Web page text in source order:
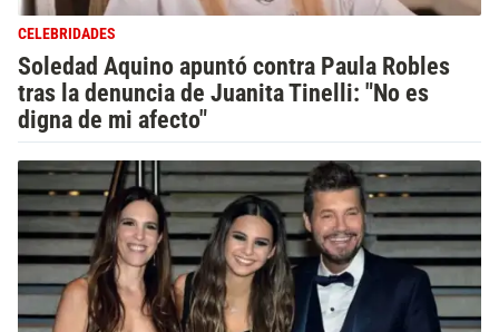
CELEBRIDADES
Soledad Aquino apuntó contra Paula Robles
tras la denuncia de Juanita Tinelli: "No es
digna de mi afecto"